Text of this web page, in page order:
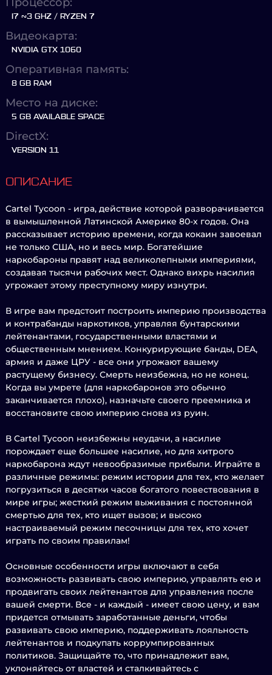
I7 ~3 GHZ / RYZEN 7
Видеокарта:
NVIDIA GTX 1060
Оперативная память:
8 GB RAM
Место на диске:
5 GB AVAILABLE SPACE
DirectX:
VERSION 11
ОПИСАНИЕ
Cartel Tycoon - игра, действие которой разворачивается
в вымышленной Латинской Америке 80-х годов. Она
рассказывает историю времени, когда кокаин завоевал
не только США, но и весь мир. Богатейшие
наркобароны правят над великолепными империями,
создавая тысячи рабочих мест. Однако вихрь насилия
угрожает этому преступному миру изнутри.
В игре вам предстоит построить империю производства
и контрабанды наркотиков, управляя бунтарскими
лейтенантами, государственными властями и
общественным мнением. Конкурирующие банды, DEA,
армия и даже ЦРУ - все они угрожают вашему
растущему бизнесу. Смерть неизбежна, но не конец.
Когда вы умрете (для наркобаронов это обычно
заканчивается плохо), назначьте своего преемника и
восстановите свою империю снова из руин.
В Cartel Tycoon неизбежны неудачи, а насилие
порождает еще большее насилие, но для хитрого
наркобарона ждут невообразимые прибыли. Играйте в
различные режимы: режим истории для тех, кто желает
погрузиться в десятки часов богатого повествования в
мире игры; жесткий режим выживания с постоянной
смертью для тех, кто ищет вызов; и высоко
настраиваемый режим песочницы для тех, кто хочет
играть по своим правилам!
Основные особенности игры включают в себя
возможность развивать свою империю, управлять ею и
продвигать своих лейтенантов для управления после
вашей смерти. Все - и каждый - имеет свою цену, и вам
придется отмывать заработанные деньги, чтобы
развивать свою империю, поддерживать лояльность
лейтенантов и подкупать коррумпированных
политиков. Защищайте то, что принадлежит вам,
уклоняйтесь от властей и сталкивайтесь с